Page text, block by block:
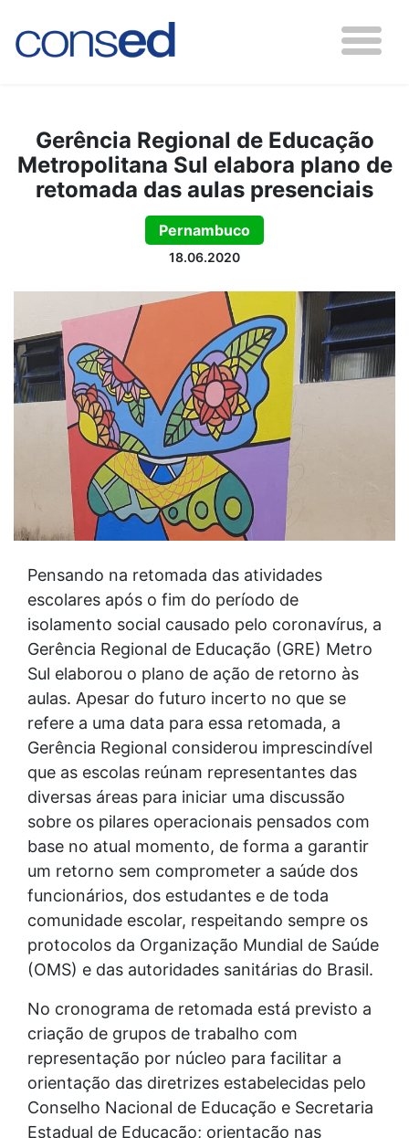
Gerência Regional de Educação
Metropolitana Sul elabora plano de
retomada das aulas presenciais
Pernambuco
18.06.2020
Pensando na retomada das atividades
escolares após o fim do período de
isolamento social causado pelo coronavírus, a
Gerência Regional de Educação (GRE) Metro
Sul elaborou o plano de ação de retorno às
aulas. Apesar do futuro incerto no que se
refere a uma data para essa retomada, a
Gerência Regional considerou imprescindível
que as escolas reúnam representantes das
diversas áreas para iniciar uma discussão
sobre os pilares operacionais pensados com
base no atual momento, de forma a garantir
um retorno sem comprometer a saúde dos
funcionários, dos estudantes e de toda
comunidade escolar, respeitando sempre os
protocolos da Organização Mundial de Saúde
(OMS) e das autoridades sanitárias do Brasil.
No cronograma de retomada está previsto a
criação de grupos de trabalho com
representação por núcleo para facilitar a
orientação das diretrizes estabelecidas pelo
Conselho Nacional de Educação e Secretaria
Estadual de Educação; orientação nas